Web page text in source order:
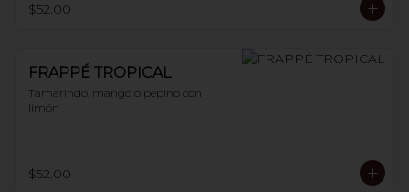
$52.00
FRAPPÉ TROPICAL
Tamarindo, mango o pepino con
limón
$52.00